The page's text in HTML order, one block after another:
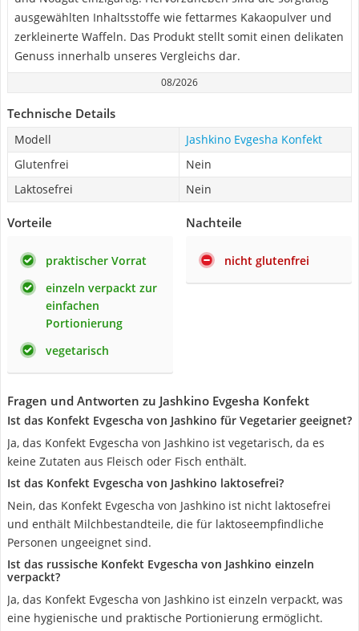
ausgewählten Inhaltsstoffe wie fettarmes Kakaopulver und
zerkleinerte Waffeln. Das Produkt stellt somit einen delikaten
Genuss innerhalb unseres Vergleichs dar.
08/2026
Technische Details
Modell
Jashkino Evgesha Konfekt
Glutenfrei
Nein
Laktosefrei
Nein
Vorteile
praktischer Vorrat
einzeln verpackt zur
einfachen
Portionierung
vegetarisch
Nachteile
nicht glutenfrei
Fragen und Antworten zu Jashkino Evgesha Konfekt
Ist das Konfekt Evgescha von Jashkino für Vegetarier geeignet?
Ja, das Konfekt Evgescha von Jashkino ist vegetarisch, da es
keine Zutaten aus Fleisch oder Fisch enthält.
Ist das Konfekt Evgescha von Jashkino laktosefrei?
Nein, das Konfekt Evgescha von Jashkino ist nicht laktosefrei
und enthält Milchbestandteile, die für laktoseempfindliche
Personen ungeeignet sind.
Ist das russische Konfekt Evgescha von Jashkino einzeln
verpackt?
Ja, das Konfekt Evgescha von Jashkino ist einzeln verpackt, was
eine hygienische und praktische Portionierung ermöglicht.